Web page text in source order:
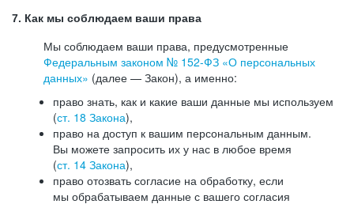
7. Как мы соблюдаем ваши права
Мы соблюдаем ваши права, предусмотренные
Федеральным законом № 152-ФЗ «О персональных
данных» (далее — Закон), а именно:
право знать, как и какие ваши данные мы используем
(ст. 18 Закона),
право на доступ к вашим персональным данным.
Вы можете запросить их у нас в любое время
(ст. 14 Закона),
право отозвать согласие на обработку, если
мы обрабатываем данные с вашего согласия